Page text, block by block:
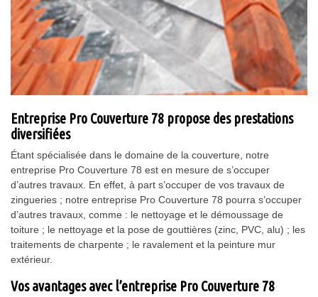
Entreprise Pro Couverture 78 propose des prestations
diversifiées
Étant spécialisée dans le domaine de la couverture, notre
entreprise Pro Couverture 78 est en mesure de s’occuper
d’autres travaux. En effet, à part s’occuper de vos travaux de
zingueries ; notre entreprise Pro Couverture 78 pourra s’occuper
d’autres travaux, comme : le nettoyage et le démoussage de
toiture ; le nettoyage et la pose de gouttières (zinc, PVC, alu) ; les
traitements de charpente ; le ravalement et la peinture mur
extérieur.
Vos avantages avec l’entreprise Pro Couverture 78